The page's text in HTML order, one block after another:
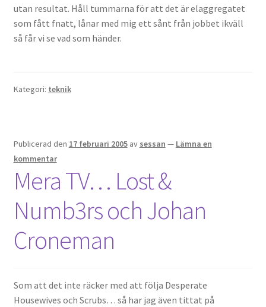
utan resultat. Håll tummarna för att det är elaggregatet
som fått fnatt, lånar med mig ett sånt från jobbet ikväll
så får vi se vad som händer.
Kategori: teknik
Publicerad den 17 februari 2005 av sessan — Lämna en
kommentar
Mera TV… Lost &
Numb3rs och Johan
Croneman
Som att det inte räcker med att följa Desperate
Housewives och Scrubs… så har jag även tittat på